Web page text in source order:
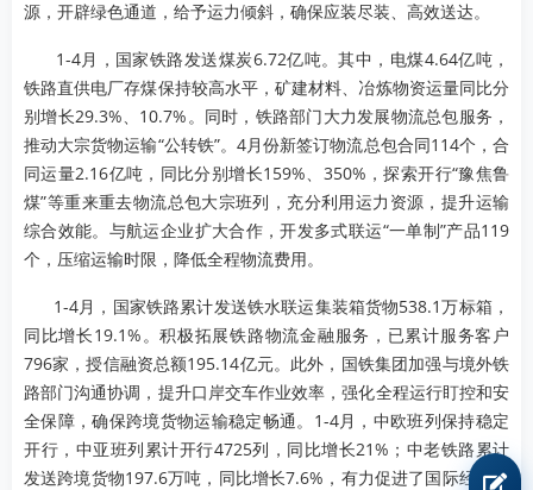
源，开辟绿色通道，给予运力倾斜，确保应装尽装、高效送达。
1-4月，国家铁路发送煤炭6.72亿吨。其中，电煤4.64亿吨，
铁路直供电厂存煤保持较高水平，矿建材料、冶炼物资运量同比分
别增长29.3%、10.7%。同时，铁路部门大力发展物流总包服务，
推动大宗货物运输“公转铁”。4月份新签订物流总包合同114个，合
同运量2.16亿吨，同比分别增长159%、350%，探索开行“豫焦鲁
煤”等重来重去物流总包大宗班列，充分利用运力资源，提升运输
综合效能。与航运企业扩大合作，开发多式联运“一单制”产品119
个，压缩运输时限，降低全程物流费用。
1-4月，国家铁路累计发送铁水联运集装箱货物538.1万标箱，
同比增长19.1%。积极拓展铁路物流金融服务，已累计服务客户
796家，授信融资总额195.14亿元。此外，国铁集团加强与境外铁
路部门沟通协调，提升口岸交车作业效率，强化全程运行盯控和安
全保障，确保跨境货物运输稳定畅通。1-4月，中欧班列保持稳定
开行，中亚班列累计开行4725列，同比增长21%；中老铁路累计
发送跨境货物197.6万吨，同比增长7.6%，有力促进了国际经贸往